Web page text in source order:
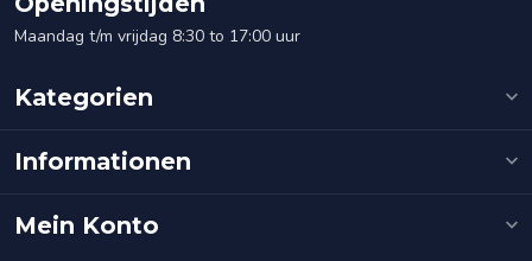
Maandag t/m vrijdag 8:30 to 17:00 uur
Kategorien
Informationen
Mein Konto